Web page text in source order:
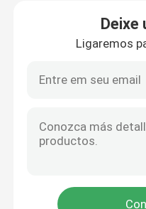
Deixe
Ligaremos